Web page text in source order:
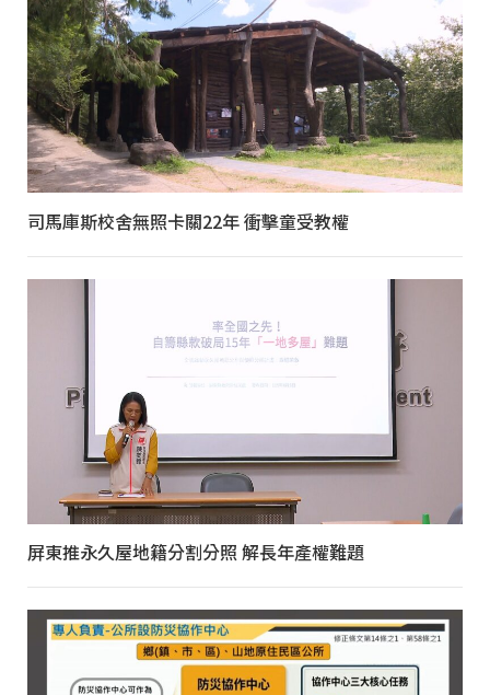
司馬庫斯校舍無照卡關22年 衝擊童受教權
屏東推永久屋地籍分割分照 解長年產權難題